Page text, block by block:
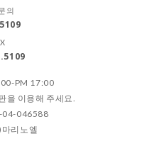
의
PM 17:00
을 이용해 주세요.
04-046588
리노엘